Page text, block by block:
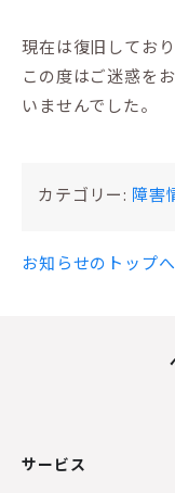
現在は復旧しており
この度はご迷惑を
いませんでした。
カテゴリー: 障害
お知らせのトップへ
サービス